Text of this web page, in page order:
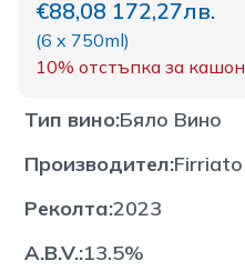
€88,08 172,27лв.
(6 x 750ml)
10% отстъпка за кашон
Тип вино:Бяло Вино
Производител:Firriato
Реколта:2023
A.B.V.:13.5%